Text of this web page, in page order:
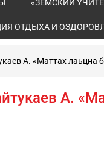
«ЗЕМСКИЙ
ОТДЫХА И
А. «Маттах лаьцна
А.